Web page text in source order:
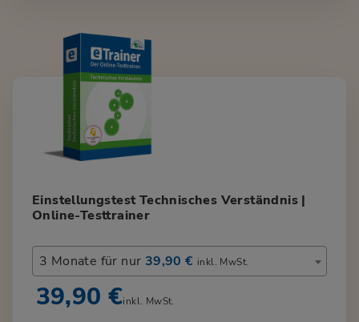
Einstellungstest Technisches Verständnis |
Online-Testtrainer
3 Monate für nur 39,90 € inkl. MwSt.
39,90 €inkl. MwSt.